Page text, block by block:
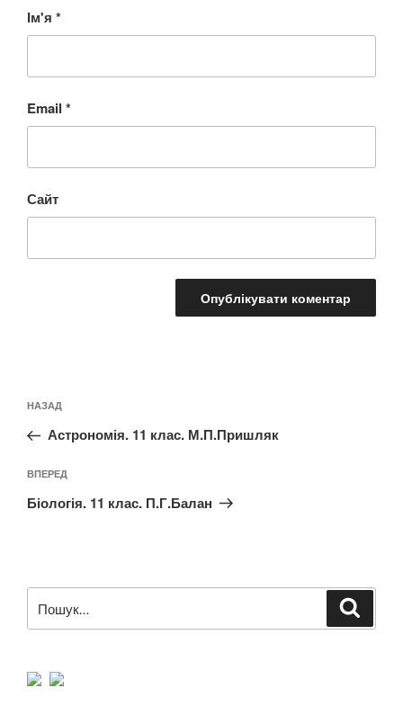
Ім'я *
Email *
Сайт
записів
Попередній
запис:
НАЗАД
Астрономія. 11 клас. М.П.Пришляк
Наступний
запис
ВПЕРЕД
Біологія. 11 клас. П.Г.Балан
за